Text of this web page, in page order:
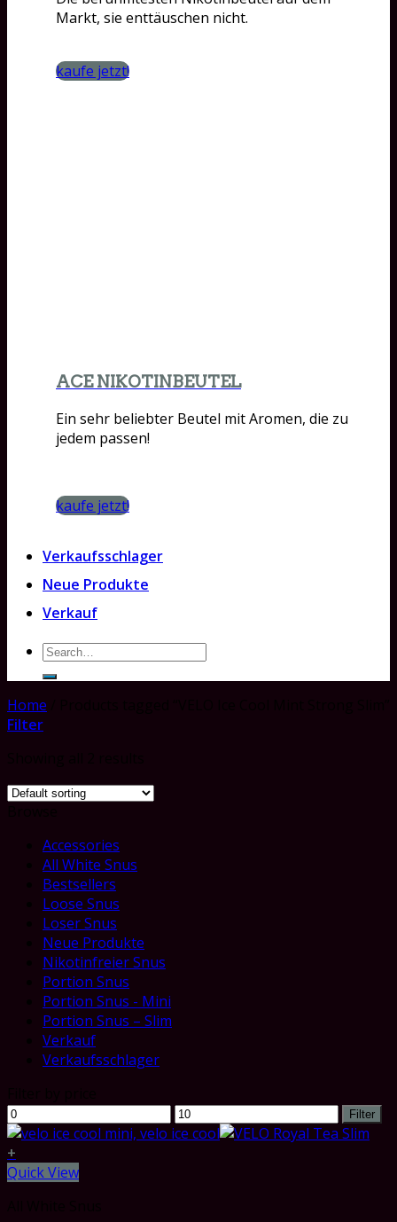
Markt, sie enttäuschen nicht.
kaufe jetzt!
ACE NIKOTINBEUTEL
Ein sehr beliebter Beutel mit Aromen, die zu
jedem passen!
kaufe jetzt!
Verkaufsschlager
Neue Produkte
Verkauf
Search
for:
Home
Filter
Accessories
All White Snus
Bestsellers
Loose Snus
Loser Snus
Neue Produkte
Nikotinfreier Snus
Portion Snus
Portion Snus - Mini
Portion Snus – Slim
Verkauf
Verkaufsschlager
Min
price
Max
price
Filter
+
Quick View